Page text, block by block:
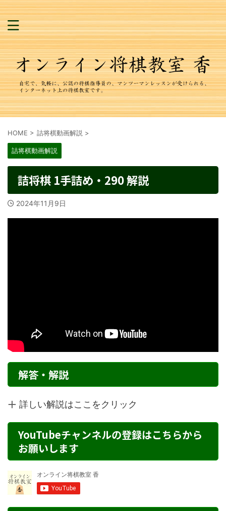
HOME > 詰将棋動画解説 >
詰将棋動画解説
詰将棋 1手詰め・290 解説
2024年11月9日
解答・解説
詳しい解説はここをクリック
YouTubeチャンネルの登録はこちらから
お願いします